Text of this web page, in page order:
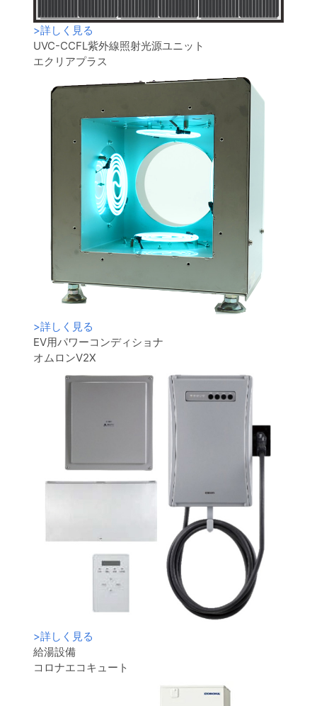
>詳しく見る
UVC-CCFL紫外線照射光源ユニット
エクリアプラス
>詳しく見る
EV用パワーコンディショナ
オムロンV2X
>詳しく見る
給湯設備
コロナエコキュート